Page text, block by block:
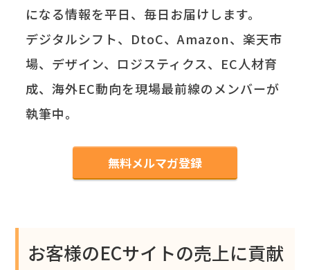
になる情報を平日、毎日お届けします。
デジタルシフト、DtoC、Amazon、楽天市
場、デザイン、ロジスティクス、EC人材育
成、海外EC動向を現場最前線のメンバーが
執筆中。
無料メルマガ登録
お客様のECサイトの売上に貢献